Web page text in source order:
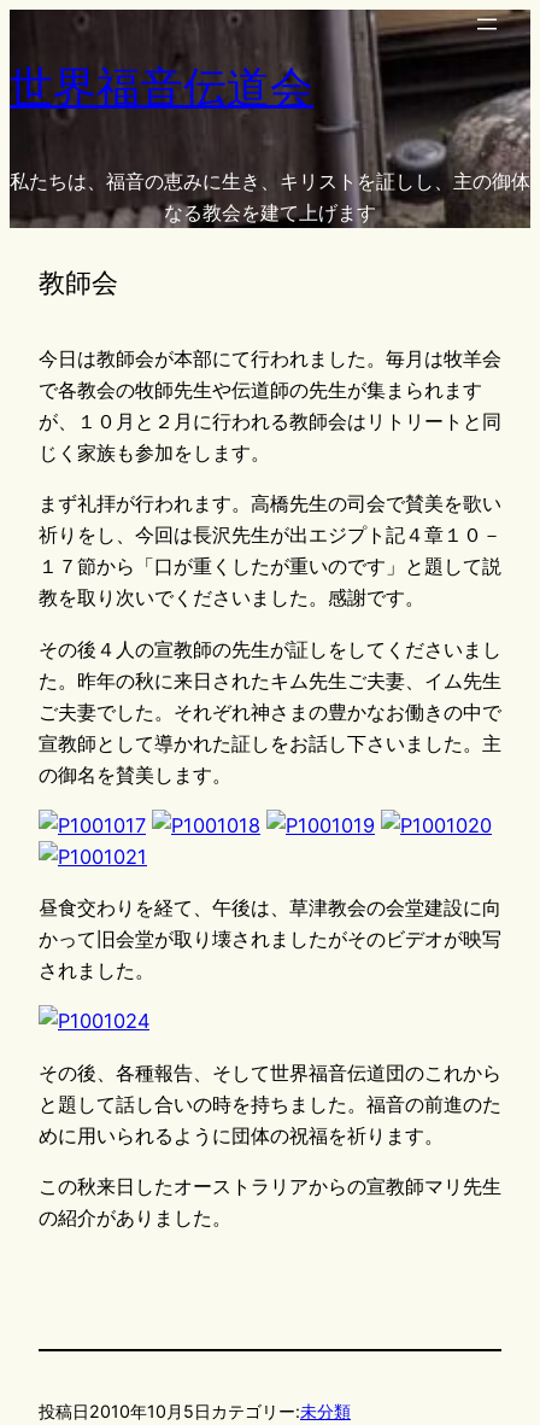
を
ッ
世界福音伝道会
私たちは、福音の恵みに生き、キリストを証しし、主の御体
なる教会を建て上げます
教師会
今日は教師会が本部にて行われました。毎月は牧羊会
で各教会の牧師先生や伝道師の先生が集まられます
が、１０月と２月に行われる教師会はリトリートと同
じく家族も参加をします。
まず礼拝が行われます。高橋先生の司会で賛美を歌い
祈りをし、今回は長沢先生が出エジプト記４章１０－
１７節から「口が重くしたが重いのです」と題して説
教を取り次いでくださいました。感謝です。
その後４人の宣教師の先生が証しをしてくださいまし
た。昨年の秋に来日されたキム先生ご夫妻、イム先生
ご夫妻でした。それぞれ神さまの豊かなお働きの中で
宣教師として導かれた証しをお話し下さいました。主
の御名を賛美します。
昼食交わりを経て、午後は、草津教会の会堂建設に向
かって旧会堂が取り壊されましたがそのビデオが映写
されました。
その後、各種報告、そして世界福音伝道団のこれから
と題して話し合いの時を持ちました。福音の前進のた
めに用いられるように団体の祝福を祈ります。
この秋来日したオーストラリアからの宣教師マリ先生
の紹介がありました。
投稿日2010年10月5日カテゴリー:未分類